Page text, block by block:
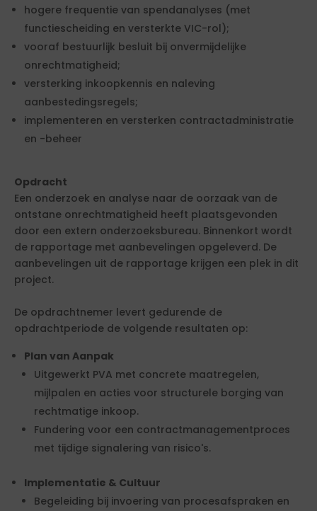
hogere frequentie van spendanalyses (met
functiescheiding en versterkte VIC-rol);
vooraf bestuurlijk besluit bij onvermijdelijke
onrechtmatigheid;
versterking inkoopkennis en naleving
aanbestedingsregels;
implementeren en versterken contractadministratie
en -beheer
Opdracht
Een onderzoek en analyse naar de oorzaak van de
ontstane onrechtmatigheid heeft plaatsgevonden
door een extern onderzoeksbureau. Binnenkort wordt
de rapportage met aanbevelingen opgeleverd. De
aanbevelingen uit de rapportage krijgen een plek in dit
project.
De opdrachtnemer levert gedurende de
opdrachtperiode de volgende resultaten op:
Plan van Aanpak
Uitgewerkt PVA met concrete maatregelen,
mijlpalen en acties voor structurele borging van
rechtmatige inkoop.
Fundering voor een contractmanagementproces
met tijdige signalering van risico's.
Implementatie & Cultuur
Begeleiding bij invoering van procesafspraken en